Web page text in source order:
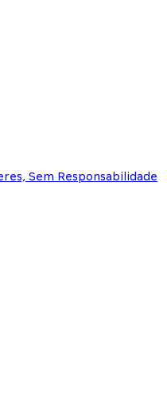
Sem Responsabilidade